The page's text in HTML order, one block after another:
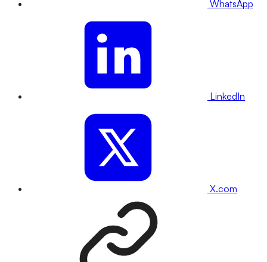
WhatsApp
LinkedIn
X.com